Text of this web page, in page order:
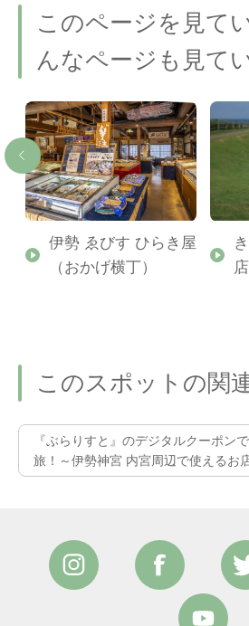
このページを見て
んなページも見て
伊勢 ゑびす ひらき屋
（おかげ横丁）
このスポットの関
『ぶらりすと』のデジタルクーポン
旅！～伊勢神宮 内宮周辺で使えるお